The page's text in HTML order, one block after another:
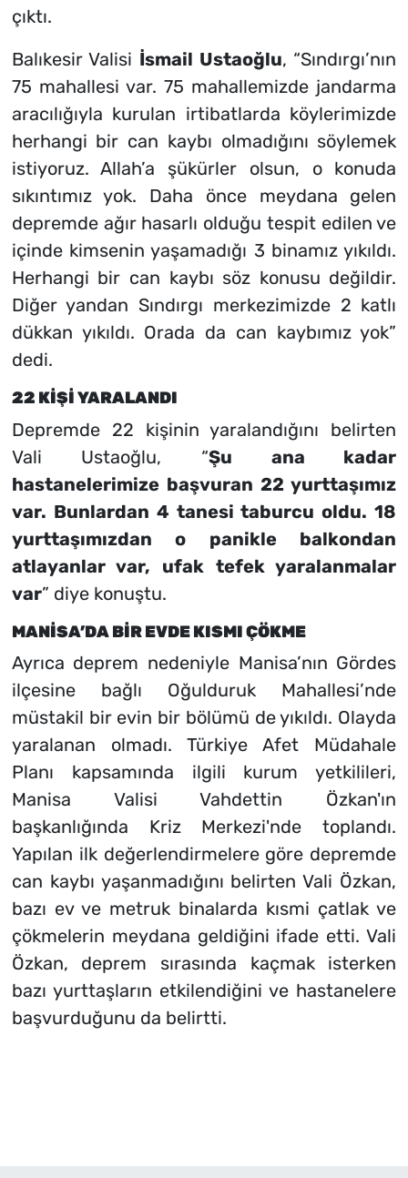
çıktı.
Balıkesir Valisi İsmail Ustaoğlu, “Sındırgı’nın
75 mahallesi var. 75 mahallemizde jandarma
aracılığıyla kurulan irtibatlarda köylerimizde
herhangi bir can kaybı olmadığını söylemek
istiyoruz. Allah’a şükürler olsun, o konuda
sıkıntımız yok. Daha önce meydana gelen
depremde ağır hasarlı olduğu tespit edilen ve
içinde kimsenin yaşamadığı 3 binamız yıkıldı.
Herhangi bir can kaybı söz konusu değildir.
Diğer yandan Sındırgı merkezimizde 2 katlı
dükkan yıkıldı. Orada da can kaybımız yok”
dedi.
22 KİŞİ YARALANDI
Depremde 22 kişinin yaralandığını belirten
Vali Ustaoğlu, “Şu ana kadar
hastanelerimize başvuran 22 yurttaşımız
var. Bunlardan 4 tanesi taburcu oldu. 18
yurttaşımızdan o panikle balkondan
atlayanlar var, ufak tefek yaralanmalar
var” diye konuştu.
MANİSA’DA BİR EVDE KISMI ÇÖKME
Ayrıca deprem nedeniyle Manisa’nın Gördes
ilçesine bağlı Oğulduruk Mahallesi’nde
müstakil bir evin bir bölümü de yıkıldı. Olayda
yaralanan olmadı. Türkiye Afet Müdahale
Planı kapsamında ilgili kurum yetkilileri,
Manisa Valisi Vahdettin Özkan'ın
başkanlığında Kriz Merkezi'nde toplandı.
Yapılan ilk değerlendirmelere göre depremde
can kaybı yaşanmadığını belirten Vali Özkan,
bazı ev ve metruk binalarda kısmi çatlak ve
çökmelerin meydana geldiğini ifade etti. Vali
Özkan, deprem sırasında kaçmak isterken
bazı yurttaşların etkilendiğini ve hastanelere
başvurduğunu da belirtti.